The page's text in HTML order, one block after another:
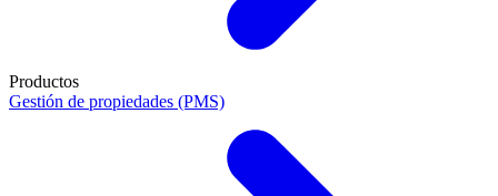
Productos
Gestión de propiedades (PMS)